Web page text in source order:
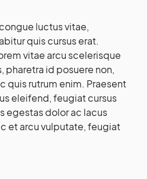
luctus vitae,
quis cursus erat.
vitae arcu scelerisque
pharetra id posuere non,
quis rutrum enim. Praesent
eleifend, feugiat cursus
egestas dolor ac lacus
et arcu vulputate, feugiat